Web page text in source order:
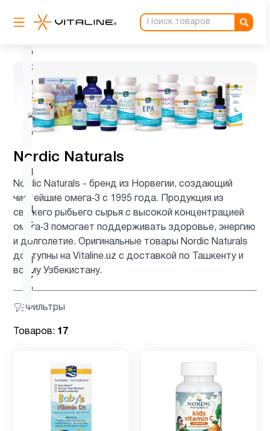
Nordic Naturals
Nordic Naturals - бренд из Норвегии, создающий
чистейшие омега‑3 с 1995 года. Продукция из
свежего рыбьего сырья с высокой концентрацией
омега‑3 помогает поддерживать здоровье, энергию
и долголетие. Оригинальные товары Nordic Naturals
доступны на Vitaline.uz с доставкой по Ташкенту и
всему Узбекистану.
Фильтры
волосы
Омега
3
(omega
3)
Омега-3
Рыбий
жир
13
Рыбий
жир
Омега-3
14
Товаров: 17